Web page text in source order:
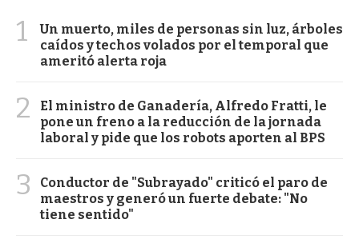
1
Un muerto, miles de personas sin luz, árboles
caídos y techos volados por el temporal que
ameritó alerta roja
2
El ministro de Ganadería, Alfredo Fratti, le
pone un freno a la reducción de la jornada
laboral y pide que los robots aporten al BPS
3
Conductor de "Subrayado" criticó el paro de
maestros y generó un fuerte debate: "No
tiene sentido"